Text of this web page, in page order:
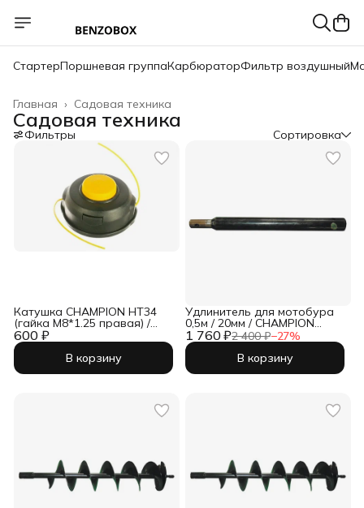
СтартерПоршневая группаКарбюраторФильтр воздушный
Садовая техника
Главная ›
Садовая техника
Фильтры Сортировка
600 ₽
Катушка CHAMPION HT34
(гайка М8*1.25 правая) /
C5124
В корзину
1 760 ₽2 400 ₽−27%
Удлинитель для мотобура
0,5м / 20мм / CHAMPION
C8060
В корзину